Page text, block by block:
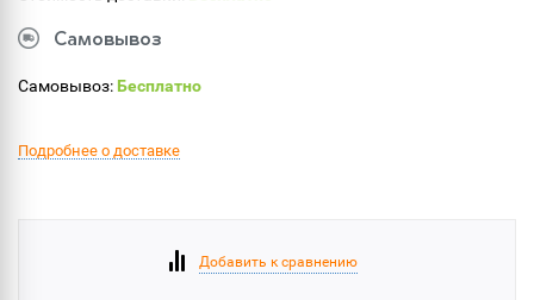
Самовывоз
Самовывоз:Бесплатно
Подробнее о доставке
Добавить к сравнению